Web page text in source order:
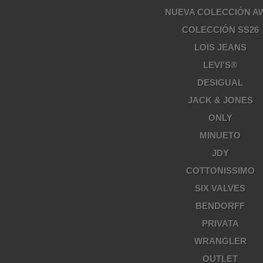
NUEVA COLECCIÓN
COLECCIÓN SS26
LOIS JEANS
LEVI'S®
DESIGUAL
JACK & JONES
ONLY
MINUETO
JDY
COTTONISSIMO
SIX VALVES
BENDORFF
PRIVATA
WRANGLER
OUTLET